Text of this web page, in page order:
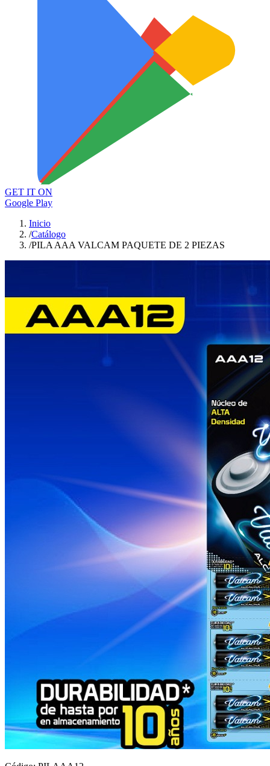
GET IT ON
Google Play
Inicio
/Catálogo
/PILA AAA VALCAM PAQUETE DE 2 PIEZAS